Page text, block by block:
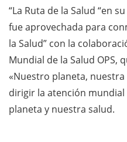
“La Ruta de la Salud “en
fue aprovechada para
la Salud” con la
Mundial de la Salud OPS,
«Nuestro planeta,
dirigir la atención
planeta y nuestra salud.